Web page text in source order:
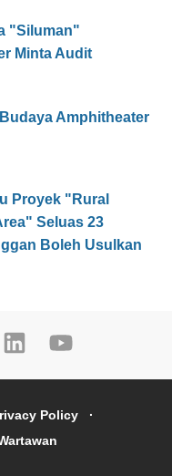
"Siluman"
Minta Audit
Amphitheater
Proyek "Rural
Seluas 23
Boleh Usulkan
Policy